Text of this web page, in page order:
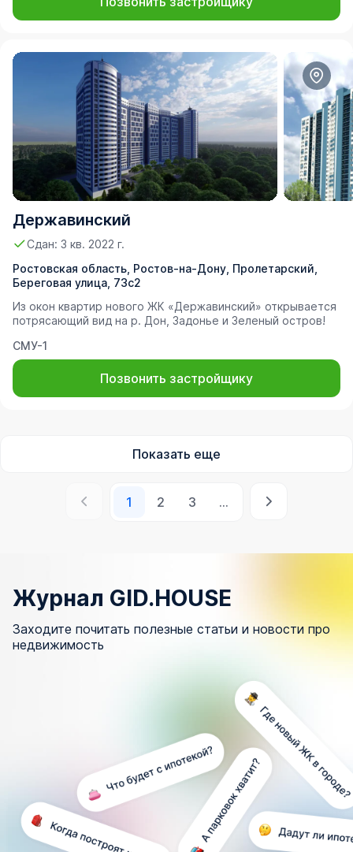
Державинский
Сдан: 3 кв. 2022 г.
Ростовская область, Ростов-на-Дону, Пролетарский,
Береговая улица, 73с2
Из окон квартир нового ЖК «Державинский» открывается
потрясающий вид на р. Дон, Задонье и Зеленый остров!
СМУ-1
Позвонить застройщику
Показать еще
1 2 3
Журнал GID.HOUSE
Заходите почитать полезные статьи и новости про
недвижимость